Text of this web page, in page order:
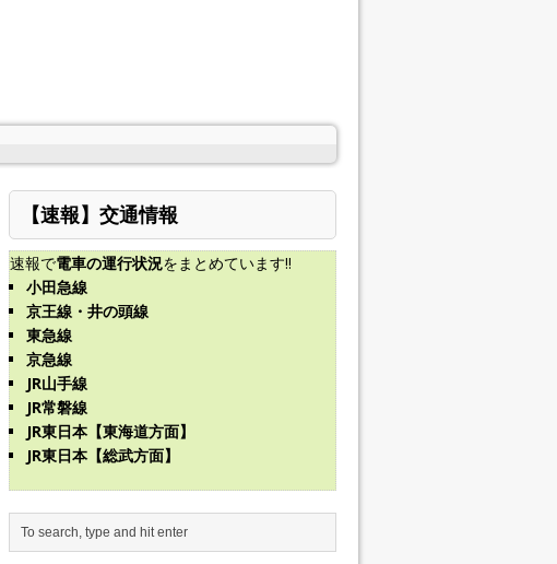
【速報】交通情報
速報で電車の運行状況をまとめています!!
小田急線
京王線・井の頭線
東急線
京急線
JR山手線
JR常磐線
JR東日本【東海道方面】
JR東日本【総武方面】